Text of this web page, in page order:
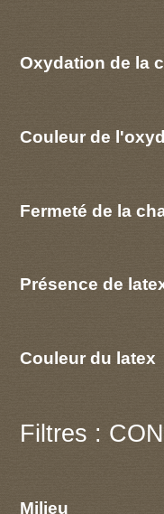
Oxydation de la
Couleur de
Fermeté de la
Présence de
Couleur du latex
Filtres :
Milieu